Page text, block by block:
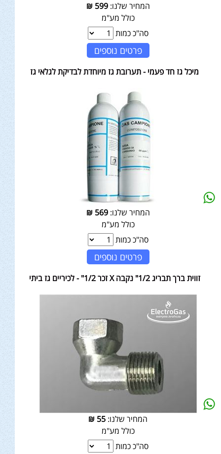
המחיר שלנו:599
₪
כולל מע"מ
סה"כ כמות
פרטים נוספים
מיכל גז חד פעמי - תערובת גז מיוחדת לבדיקת לגלאי גז
המחיר שלנו:569
₪
כולל מע"מ
סה"כ כמות
פרטים נוספים
זווית ברך תבריג 1/2" נקבה X זכר 1/2" - לכיריים גז ביתי
המחיר שלנו: 55
₪
כולל מע"מ
סה"כ כמות